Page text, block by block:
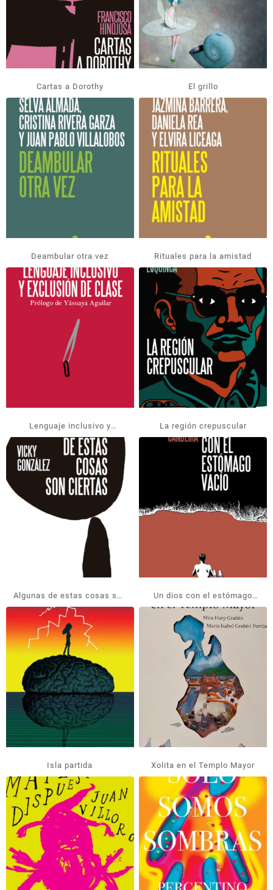
Cartas a Dorothy El grillo
Deambular otra vez Rituales para la amistad
Lenguaje inclusivo y
exclusión de clase
La región crepuscular
Algunas de estas cosas son
ciertas
Un dios con el estómago
vacío
Isla partida Xolita en el Templo Mayor